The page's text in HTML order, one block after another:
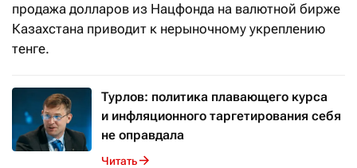
продажа долларов из Нацфонда на валютной бирже
Казахстана приводит к нерыночному укреплению
тенге.
Турлов: политика плавающего курса
и инфляционного таргетирования себя
не оправдала
Читать